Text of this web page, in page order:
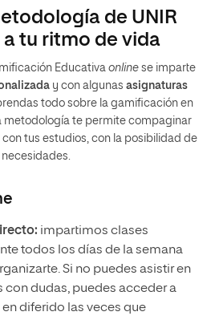
de UNIR
tu ritmo de vida
Educativa online se imparte
y con algunas asignaturas
todo sobre la gamificación en
metodología te permite compaginar
tus estudios, con la posibilidad de
impartimos clases
todos los días de la semana
Si no puedes asistir en
con dudas, puedes acceder a
diferido las veces que